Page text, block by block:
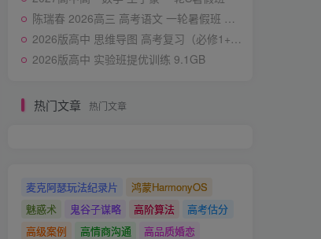
陈瑞春 2026高三 高考语文 一轮暑假班 更新中
2026版高中 思维导图 高考复习（必修1+2） 化学
2026版高中 实验班提优训练 9.1GB
热门文章 热门文章
麦克阿瑟玩法纪录片
鸿蒙HarmonyOS
魅惑术
鬼谷子谋略 高阶算法
高考估分
高级案例
高情商沟通
高品质婚恋